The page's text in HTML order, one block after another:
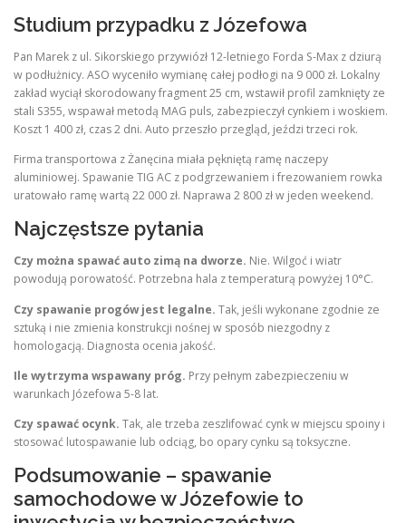
Studium przypadku z Józefowa
Pan Marek z ul. Sikorskiego przywiózł 12-letniego Forda S-Max z dziurą
w podłużnicy. ASO wyceniło wymianę całej podłogi na 9 000 zł. Lokalny
zakład wyciął skorodowany fragment 25 cm, wstawił profil zamknięty ze
stali S355, wspawał metodą MAG puls, zabezpieczył cynkiem i woskiem.
Koszt 1 400 zł, czas 2 dni. Auto przeszło przegląd, jeździ trzeci rok.
Firma transportowa z Żanęcina miała pękniętą ramę naczepy
aluminiowej. Spawanie TIG AC z podgrzewaniem i frezowaniem rowka
uratowało ramę wartą 22 000 zł. Naprawa 2 800 zł w jeden weekend.
Najczęstsze pytania
Czy można spawać auto zimą na dworze. Nie. Wilgoć i wiatr
powodują porowatość. Potrzebna hala z temperaturą powyżej 10°C.
Czy spawanie progów jest legalne. Tak, jeśli wykonane zgodnie ze
sztuką i nie zmienia konstrukcji nośnej w sposób niezgodny z
homologacją. Diagnosta ocenia jakość.
Ile wytrzyma wspawany próg. Przy pełnym zabezpieczeniu w
warunkach Józefowa 5-8 lat.
Czy spawać ocynk. Tak, ale trzeba zeszlifować cynk w miejscu spoiny i
stosować lutospawanie lub odciąg, bo opary cynku są toksyczne.
Podsumowanie – spawanie
samochodowe w Józefowie to